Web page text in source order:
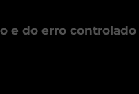
e do erro controlado